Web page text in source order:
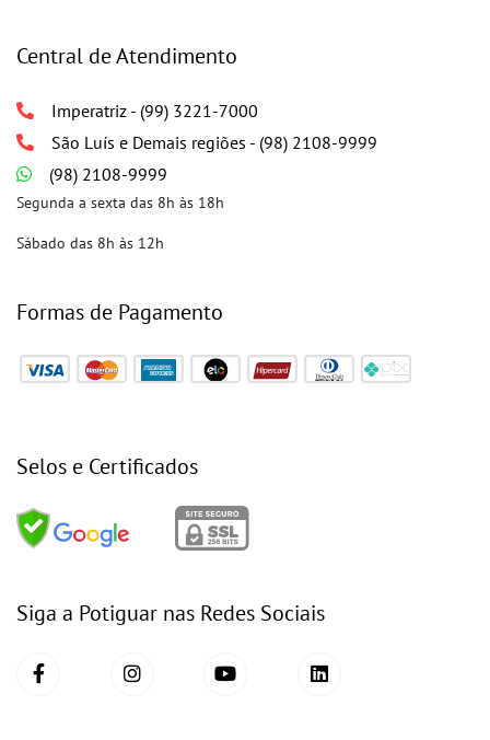
Central de Atendimento
Imperatriz - (99) 3221-7000
São Luís e Demais regiões - (98) 2108-9999
(98) 2108-9999
Segunda a sexta das 8h às 18h
Sábado das 8h às 12h
Formas de Pagamento
Selos e Certificados
Siga a Potiguar nas Redes Sociais